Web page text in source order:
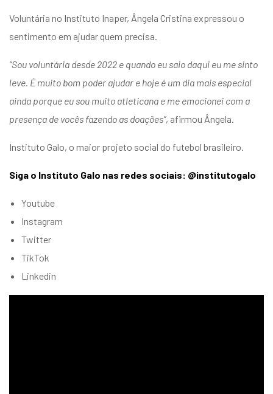
Voluntária no Instituto Inaper, Ângela Cristina expressou o
sentimento em ajudar quem precisa.
“Sou voluntária desde 2022 e quando eu saio daqui eu me sinto
leve. É muito bom poder ajudar e hoje é um dia mais especial
ainda porque eu sou muito atleticana e me emocionei com a
presença de vocês fazendo as doações”, afirmou Ângela.
Instituto Galo, o maior projeto social do futebol brasileiro.
Siga o Instituto Galo nas redes sociais: @institutogalo
Youtube
Instagram
Twitter
TikTok
Linkedin